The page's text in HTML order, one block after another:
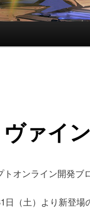
ァイ
トオンライン開発ブ
日（土）より新登場